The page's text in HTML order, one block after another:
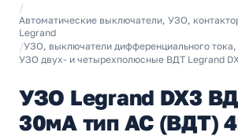
/
Автоматические выключатели, УЗО,
Legrand
/УЗО, выключатели дифференциального
УЗО двух- и четырехполюсные ВДТ Legrand
УЗО Legrand DX3
30мА тип AC (ВДТ)